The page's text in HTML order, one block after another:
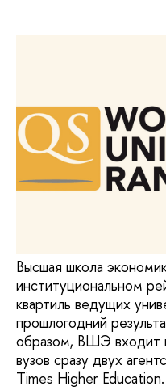
Высшая школа
институциональном
квартиль ведущих
прошлогодний
образом, ВШЭ входит
вузов сразу двух
Times Higher Education.